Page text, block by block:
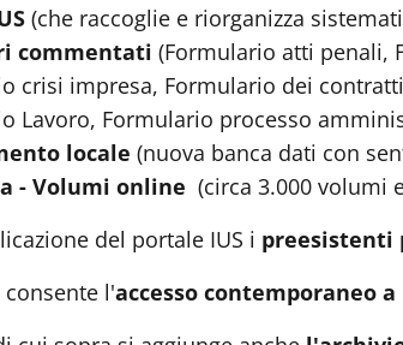
(che raccoglie e riorganizza
commentati (Formulario atti penali,
crisi impresa, Formulario dei
Lavoro, Formulario processo
locale (nuova banca dati con
- Volumi online (circa 3.000 volumi
del portale IUS i preesistenti
consente l'accesso contemporaneo